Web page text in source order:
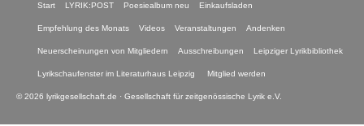
Start LYRIK:POST Poesiealbum neu Einkaufsladen
Empfehlung des Monats Videos Veranstaltungen Andenken
Neuerscheinungen von Mitgliedern Ausschreibungen Leipziger Lyrikbibliothek
Lyrikschaufenster im Literaturhaus Leipzig Mitglied werden
© 2026 lyrikgesellschaft.de · Gesellschaft für zeitgenössische Lyrik e.V.